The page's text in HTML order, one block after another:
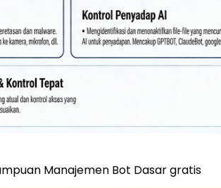
Manajemen Bot Dasar gratis